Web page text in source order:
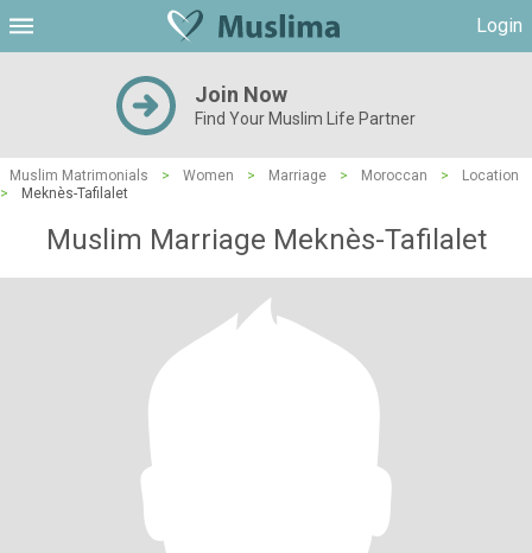
Login
Join Now
Find Your Muslim Life Partner
Muslim Matrimonials > Women > Marriage > Moroccan >
Location
>
Meknès-Tafilalet
Muslim Marriage Meknès-Tafilalet